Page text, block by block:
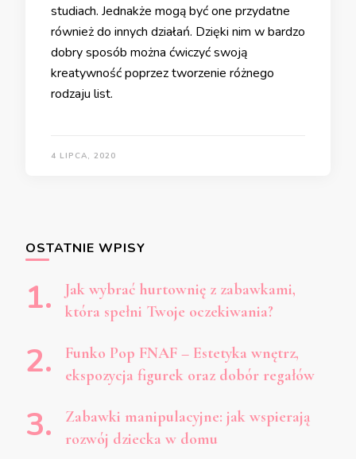
studiach. Jednakże mogą być one przydatne
również do innych działań. Dzięki nim w bardzo
dobry sposób można ćwiczyć swoją
kreatywność poprzez tworzenie różnego
rodzaju list.
4 LIPCA, 2020
OSTATNIE WPISY
Jak wybrać hurtownię z zabawkami,
która spełni Twoje oczekiwania?
Funko Pop FNAF – Estetyka wnętrz,
ekspozycja figurek oraz dobór regałów
Zabawki manipulacyjne: jak wspierają
rozwój dziecka w domu